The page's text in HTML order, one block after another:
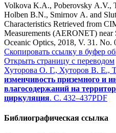
Volkova K.A., Poberovsky A.V.,
Holben B.N., Smirnov A. and
Characteristics Retrieved from
Measurements (AERONET) near
Oceanic Optics, 2018, V. 31. No.
Скопировать ссылку в буфер
Открыть страницу с переводом
Хуторова О. Г., Хуторов В. Е.,
изменчивость приземного и
влагосодержаний на
циркуляция. С. 432–437PDF
Библиографическая ссылка